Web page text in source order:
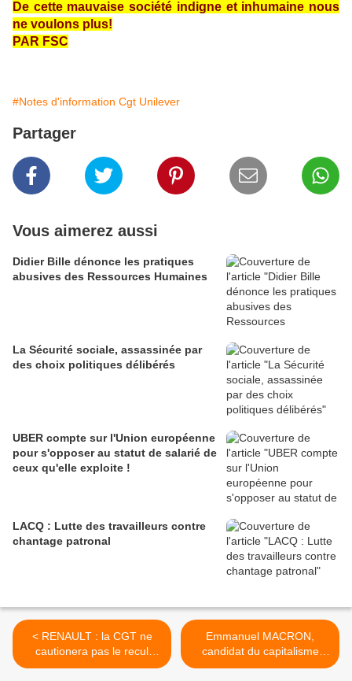
De cette mauvaise société indigne et inhumaine nous
ne voulons plus!
PAR FSC
#Notes d'information Cgt Unilever
Partager
Vous aimerez aussi
Didier Bille dénonce les pratiques
abusives des Ressources Humaines
La Sécurité sociale, assassinée par
des choix politiques délibérés
UBER compte sur l'Union européenne
pour s'opposer au statut de salarié de
ceux qu'elle exploite !
LACQ : Lutte des travailleurs contre
chantage patronal
< RENAULT : la CGT ne
cautionera pas le recul
social!
Emmanuel MACRON,
candidat du capitalisme
financier >